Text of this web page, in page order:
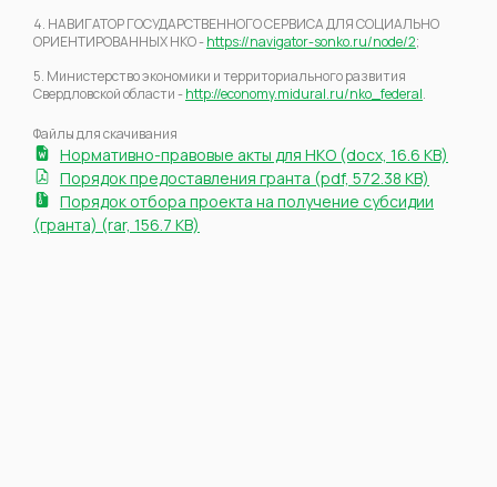
4. НАВИГАТОР ГОСУДАРСТВЕННОГО СЕРВИСА ДЛЯ СОЦИАЛЬНО
ОРИЕНТИРОВАННЫХ НКО -https://navigator-sonko.ru/node/2;
5. Министерство экономики и территориального развития
Свердловской области -http://economy.midural.ru/nko_federal.
Файлы для скачивания
Нормативно-правовые акты для НКО (docx, 16.6 KB)
Порядок предоставления гранта (pdf, 572.38 KB)
Порядок отбора проекта на получение субсидии
(гранта) (rar, 156.7 KB)